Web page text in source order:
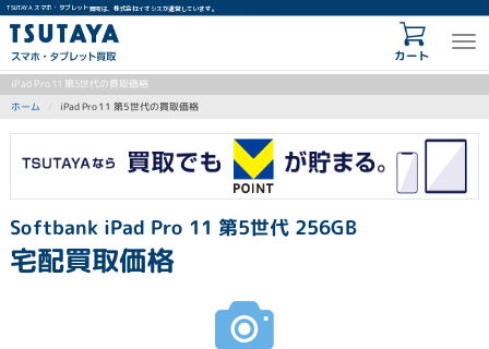
TSUTAYA スマホ・タブレット買取は、株式会社イオシスが運営しています。
カート
iPad Pro 11 第5世代の買取価格
ホーム iPad Pro 11 第5世代の買取価格
Softbank iPad Pro 11 第5世代 256GB
宅配買取価格